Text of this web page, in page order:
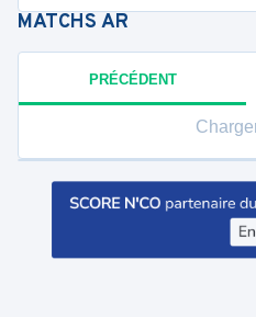
MATCHS AR
PRÉCÉDENT